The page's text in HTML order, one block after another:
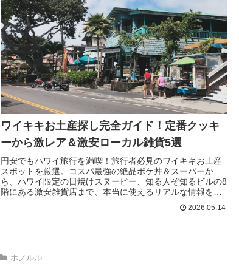
ワイキキお土産探し完全ガイド！定番クッキ
ーから激レア＆激安ローカル雑貨5選
円安でもハワイ旅行を満喫！旅行者必見のワイキキお土産
スポットを厳選。コスパ最強の絶品ポケ丼＆スーパーか
ら、ハワイ限定の日焼けスヌーピー、知る人ぞ知るビルの8
階にある激安雑貨店まで、本当に使えるリアルな情報を深
2026.05.14
ホノルル